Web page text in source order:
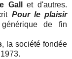
Gall
et d'autres.
Pour le plaisir
de fin
, la société fondée